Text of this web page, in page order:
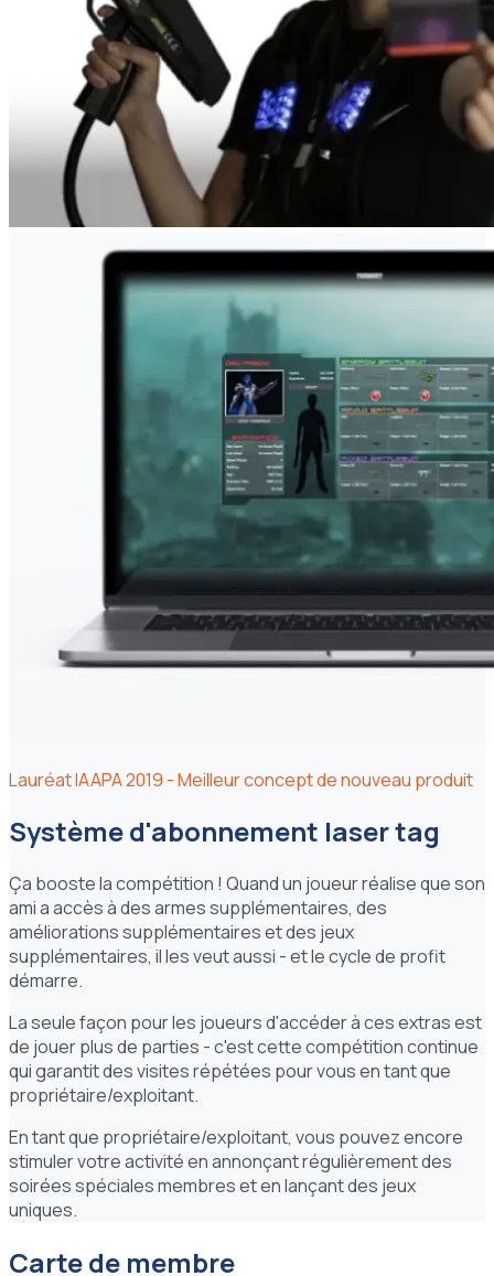
Lauréat IAAPA 2019 - Meilleur concept de nouveau produit
Système d'abonnement laser tag
Ça booste la compétition ! Quand un joueur réalise que son
ami a accès à des armes supplémentaires, des
améliorations supplémentaires et des jeux
supplémentaires, il les veut aussi - et le cycle de profit
démarre.
La seule façon pour les joueurs d'accéder à ces extras est
de jouer plus de parties - c'est cette compétition continue
qui garantit des visites répétées pour vous en tant que
propriétaire/exploitant.
En tant que propriétaire/exploitant, vous pouvez encore
stimuler votre activité en annonçant régulièrement des
soirées spéciales membres et en lançant des jeux
uniques.
Carte de membre